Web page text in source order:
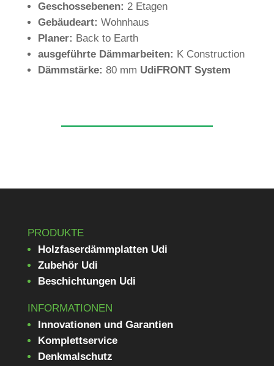
Geschoss­ebenen: 2 Etagen
Gebäu­deart: Wohnhaus
Planer: Back to Earth
aus­ge­führte Dämm­ar­beiten: K Con­s­truc­tion
Dämm­stärke​: 80 mm Udi­FRONT System
PRODUKTE
Holzfaserdämmplatten Udi
Zubehör Udi
Beschichtungen Udi
INFORMATIONEN
Innovationen und Garantien
Komplettservice
Denkmalschutz